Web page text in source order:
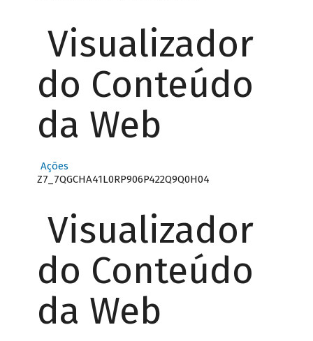
Visualizador
do Conteúdo
da Web
Ações
Z7_7QGCHA41L0RP906P422Q9Q0H04
Visualizador
do Conteúdo
da Web